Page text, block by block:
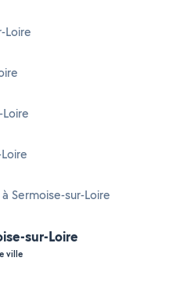
Loire
Sermoise-sur-Loire
sur-Loire
ville